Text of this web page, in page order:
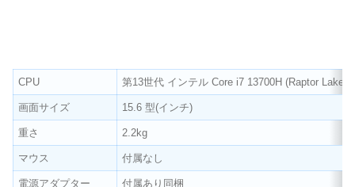
CPU 第13世代 インテル Core i7 13700H (Raptor
画面サイズ 15.6 型(インチ)
重さ 2.2kg
マウス 付属なし
電源アダプター 付属あり同梱